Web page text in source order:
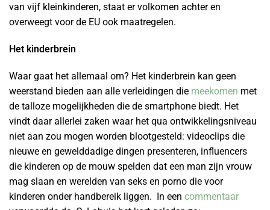
van vijf kleinkinderen, staat er volkomen achter en
overweegt voor de EU ook maatregelen.
Het kinderbrein
Waar gaat het allemaal om? Het kinderbrein kan geen
weerstand bieden aan alle verleidingen die meekomen met
de talloze mogelijkheden die de smartphone biedt. Het
vindt daar allerlei zaken waar het qua ontwikkelingsniveau
niet aan zou mogen worden blootgesteld: videoclips die
nieuwe en gewelddadige dingen presenteren, influencers
die kinderen op de mouw spelden dat een man zijn vrouw
mag slaan en werelden van seks en porno die voor
kinderen onder handbereik liggen. In een commentaar